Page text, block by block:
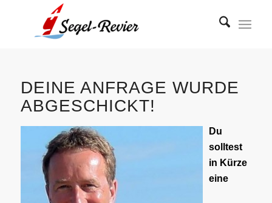
DEINE ANFRAGE WURDE
ABGESCHICKT!
Du
solltest
in Kürze
eine